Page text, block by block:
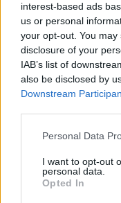
interest-based ads
us or personal
your opt-out. You
disclosure of your
IAB’s list of
also be disclosed by
Downstream
Personal Data
I want to opt-out
personal data.
Opted In
Colloto - Oviedo
Ver más